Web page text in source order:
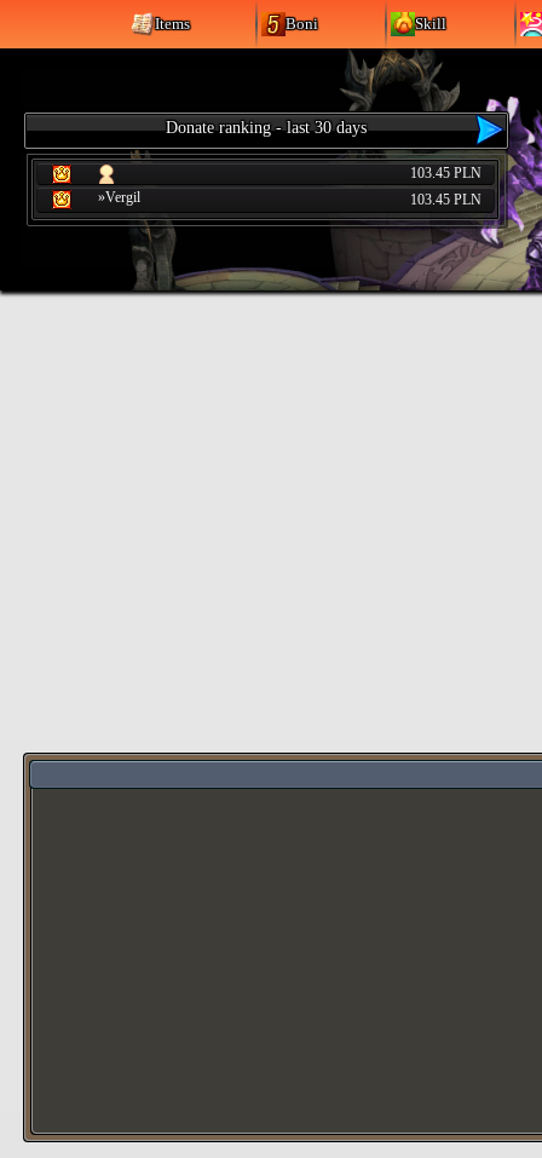
Items Boni Skill
Donate ranking - last 30 days
103.45 PLN
»Vergil
103.45 PLN